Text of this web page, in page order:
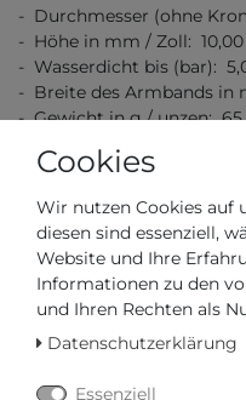
- Durchmesser (ohne
- Höhe in mm / Zoll: 10,00
- Wasserdicht bis (bar):
- Breite des Armbands in
- Gewicht in g / unzen:
Artikelnummer
920,00 €
Cookies
Wir nutzen Cookies auf
diesen sind essenziell,
Website und Ihre
Informationen zu den
und Ihren Rechten als
Datenschutzerklärung
Essenziell